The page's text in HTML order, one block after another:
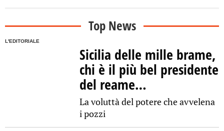
Top News
L'EDITORIALE
Sicilia delle mille brame,
chi è il più bel presidente
del reame…
La voluttà del potere che avvelena
i pozzi